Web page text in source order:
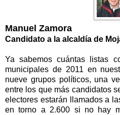
Manuel Zamora
Candidato a la alcaldía de
Ya sabemos cuántas listas
municipales de 2011 en
nueve grupos políticos, una
entre los que más candidatos
electores estarán llamados a
en torno a 2.600 si no hay